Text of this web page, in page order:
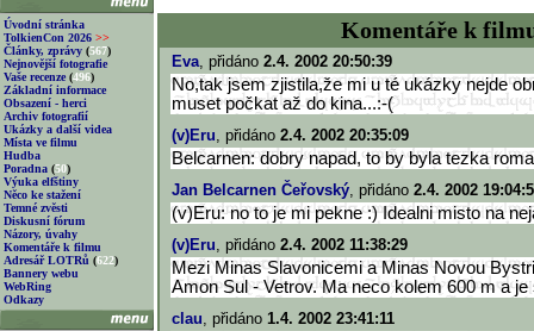
Úvodní stránka
TolkienCon 2026 >>
Články, zprávy (567)
Nejnovější fotografie
Vaše recenze (496)
Základní informace
Obsazení - herci
Archiv fotografií
Ukázky a další videa
Místa ve filmu
Hudba
Poradna (50)
Výuka elfštiny
Něco ke stažení
Temné zvěsti
Diskusní fórum
Názory, úvahy
Komentáře k filmu
Adresář LOTRů (622)
Bannery webu
WebRing
Odkazy
Komentáře k
Eva, přidáno 2.4. 2002 20:50:39
No,tak jsem zjistila,že mi u té ukázky nejde
muset počkat až do kina...:-(
(v)Eru, přidáno 2.4. 2002 20:35:09
Belcarnen: dobry napad, to by byla tezka
Jan Belcarnen Čeřovský, přidáno 2.4. 2002
(v)Eru: no to je mi pekne :) Idealni misto na
(v)Eru, přidáno 2.4. 2002 11:38:29
Mezi Minas Slavonicemi a Minas Novou
Amon Sul - Vetrov. Ma neco kolem 600 m a
clau, přidáno 1.4. 2002 23:41:11